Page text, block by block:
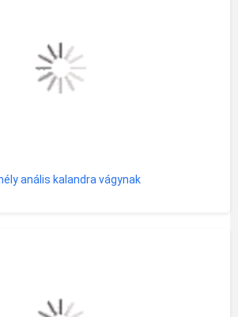
anális kalandra vágynak